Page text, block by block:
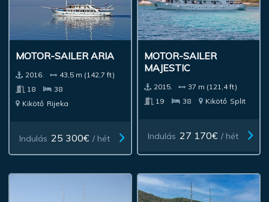
MOTOR-SAILER ARIA
2016.
43,5 m (142,7 ft)
18
38
Kikötő Rijeka
Indulás 25 300€ / hét
MOTOR-SAILER
MAJESTIC
2015.
37 m (121,4 ft)
19
38 Kikötő Split
Indulás 27 170€ / hét